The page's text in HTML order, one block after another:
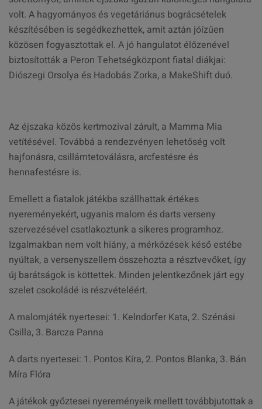
volt. A hagyományos és vegetáriánus bográcsételek
készítésében is segédkezhettek, amit aztán jóízűen
közösen fogyasztottak el. A jó hangulatot élőzenével
biztosították a Peron Tehetségközpont fiatal diákjai:
Diószegi Orsolya és Hadobás Zorka, a MakeShift duó.
Az éjszaka közös kertmozival zárult, a Mamma Mia
vetítésével. Továbbá a rendezvényen lehetőség volt
hajfonásra, csillámtetoválásra, arcfestésre és
hennafestésre is.
Emellett a fiatalok játékba szállhattak értékes
nyereményekért, ugyanis malom és darts verseny
szervezésével csatlakoztunk a sikeres programhoz.
Izgalmakban nem volt hiány, a mérkőzések késő estébe
nyúltak, a versenyszellem összehozta a résztvevőket, így
új barátságok is köttettek. Minden jelentkezőnek járt egy
szelet csokoládé is részvételéért.
A malomjáték nyertesei: 1. Kelndorfer Kata, 2. Szénási
Csilla, 3. Barcza Panna
A darts nyertesei: 1. Pontos Kíra, 2. Pontos Blanka, 3. Bán
Míra Flóra
A játékok győztesei nyereményeik mellett továbbjutottak a